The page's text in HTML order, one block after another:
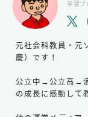
学習ブ
元社会科教員・元
慶）です！
公立中→公立高→
の成長に感動し